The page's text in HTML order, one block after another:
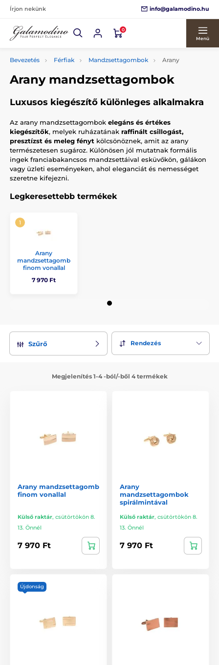
Írjon nekünk info@galamodino.hu
0
Menü
Bevezetés Férfiak Mandzsettagombok Arany
Arany mandzsettagombok
Luxusos kiegészítő különleges alkalmakra
Az arany mandzsettagombok elegáns és értékes
kiegészítők, melyek ruházatának raffinált csillogást,
presztízst és meleg fényt kölcsönöznek, amit az arany
természetesen sugároz. Különösen jól mutatnak formális
ingek franciabakancsos mandzsettáival esküvőkön, gálákon
vagy üzleti eseményeken, ahol eleganciát és nemességet
szeretne kifejezni.
Legkeresettebb termékek
Arany
mandzsettagomb
finom vonallal
7 970 Ft
Szűrő Rendezés
Megjelenítés 1-4 -ból/-ből 4 termékek
Arany mandzsettagomb
finom vonallal
Külső raktár, csütörtökön 8.
13. Önnél
7 970 Ft
Arany
mandzsettagombok
spirálmintával
Külső raktár, csütörtökön 8.
13. Önnél
7 970 Ft
Újdonság